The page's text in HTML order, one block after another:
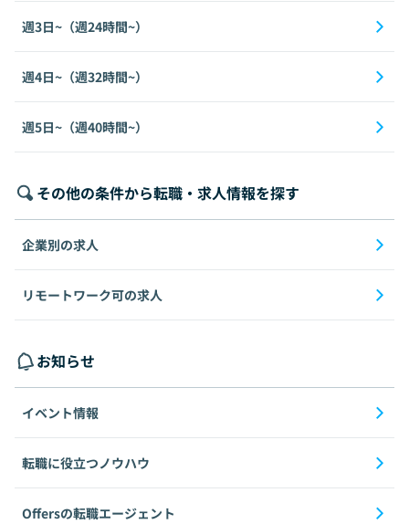
週3日~（週24時間~）
週4日~（週32時間~）
週5日~（週40時間~）
その他の条件から転職・求人情報を探す
企業別の求人
リモートワーク可の求人
お知らせ
イベント情報
転職に役立つノウハウ
Offersの転職エージェント